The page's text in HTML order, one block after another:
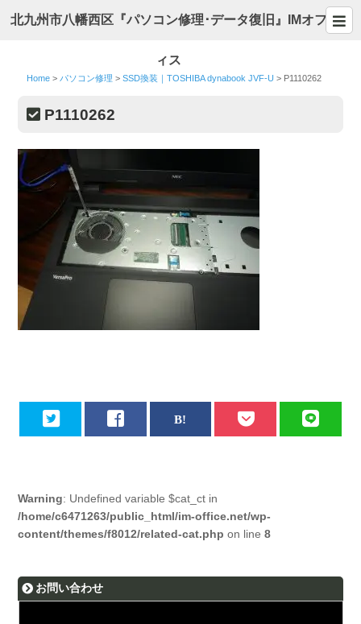
北九州市八幡西区『パソコン修理･データ復旧』IMオフ
ィス
Home > パソコン修理 >SSD換装｜TOSHIBA dynabook JVF-U > P1110262
P1110262
Warning: Undefined variable $cat_ct in
/home/c6471263/public_html/im-office.net/wp-
content/themes/f8012/related-cat.php on line8
お問い合わせ